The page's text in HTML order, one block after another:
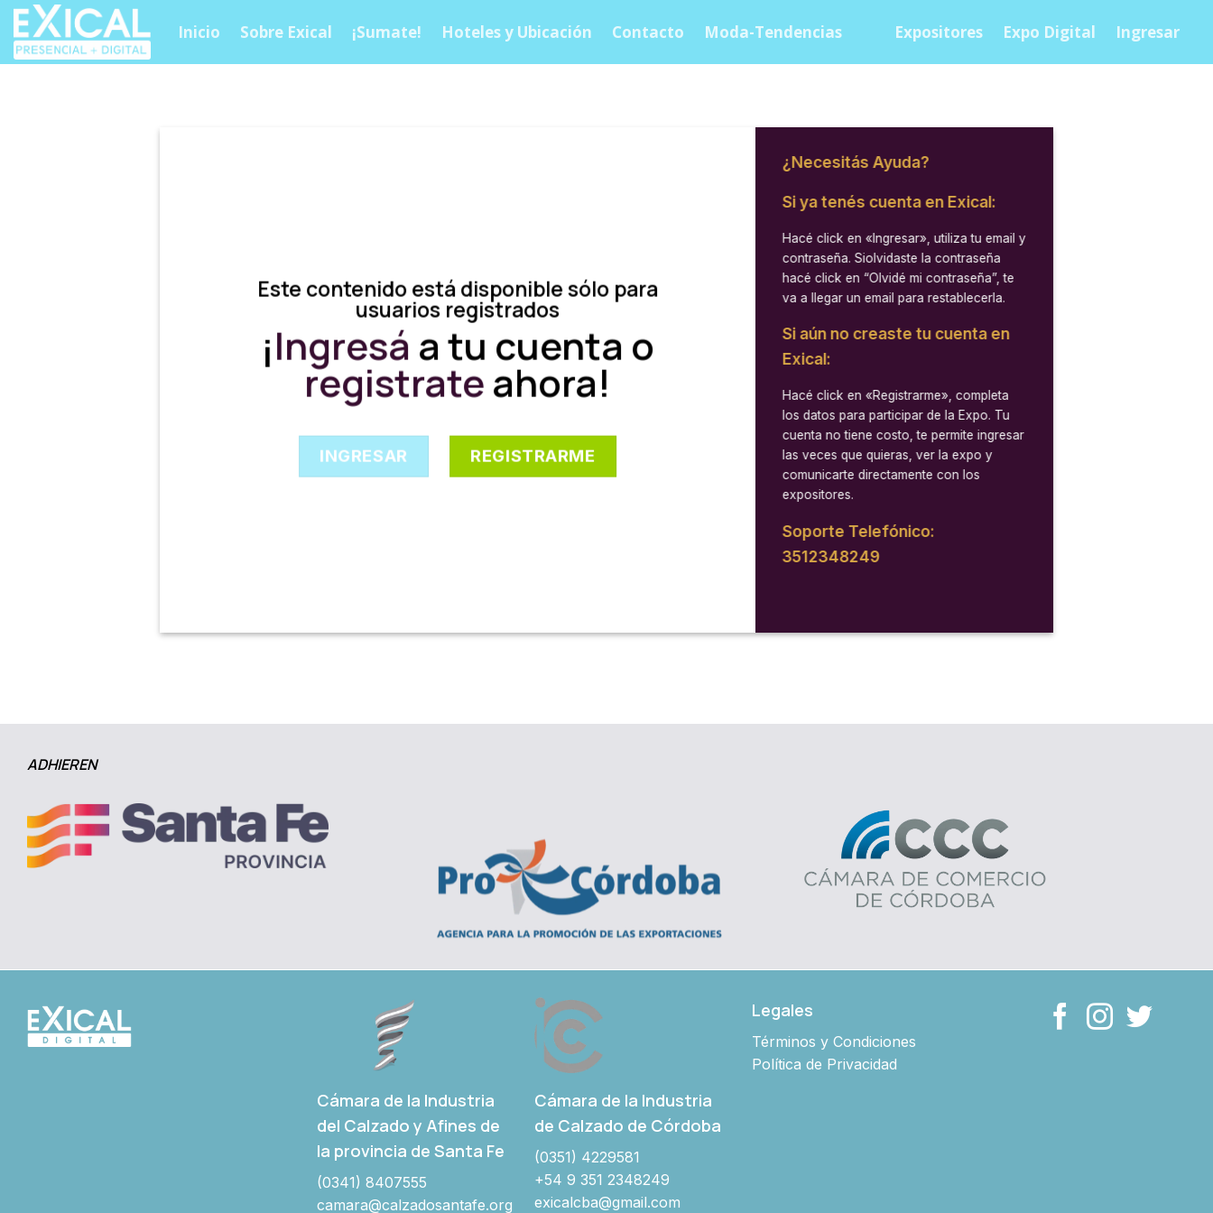
Skip
content
Inicio Sobre Exical ¡Sumate! Hoteles y Ubicación Contacto Moda-Tendencias Expositores Expo Digital Ingresar
Este contenido está disponible sólo para
usuarios registrados
¡Ingresá a tu cuenta o
registrateahora!
INGRESAR REGISTRARME
¿Necesitás Ayuda?
Si ya tenés cuenta en Exical:
Hacé click en «Ingresar», utiliza tu email y
contraseña. Siolvidaste la contraseña
hacé click en “Olvidé mi contraseña”, te
va a llegar un email para restablecerla.
Si aún no creaste tu cuenta en
Exical:
Hacé click en «Registrarme», completa
los datos para participar de la Expo. Tu
cuenta no tiene costo, te permite ingresar
las veces que quieras, ver la expo y
comunicarte directamente con los
expositores.
Soporte Telefónico:
3512348249
ADHIEREN
Cámara de la Industria
del Calzado y Afines de
la provincia de Santa Fe
(0341) 8407555
camara@calzadosantafe.org
Cámara de la Industria
de Calzado de Córdoba
(0351) 4229581
+54 9 351 2348249
exicalcba@gmail.com
Legales
Términos y Condiciones
Política de Privacidad